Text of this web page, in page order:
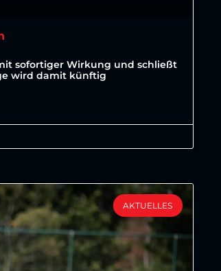
sofortiger Wirkung und schließt
wird damit künftig
AKTUELLES